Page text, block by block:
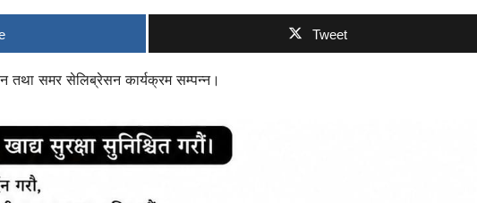
Tweet
तथा समर सेलिब्रेसन कार्यक्रम सम्पन्न।